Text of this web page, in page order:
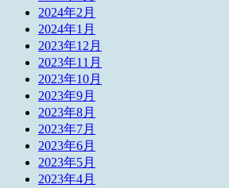
2024年2月
2024年1月
2023年12月
2023年11月
2023年10月
2023年9月
2023年8月
2023年7月
2023年6月
2023年5月
2023年4月